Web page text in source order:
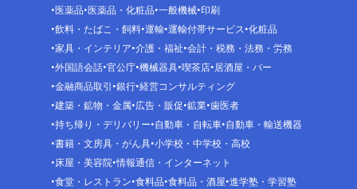
医薬品 医薬品・化粧品 一般機械 印刷
飲料・たばこ・飼料 運輸 運輸付帯サービス 化粧品
家具・インテリア 介護・福祉 会計・税務・法務・労務
外国語会話 官公庁 機械器具 喫茶店 居酒屋・バー
金融商品取引 銀行 経営コンサルティング
建築・鉱物・金属 広告・販促 鉱業 歯医者
持ち帰り・デリバリー 自動車・自転車 自動車・輸送機器
書籍・文房具・がん具 小学校・中学校・高校
床屋・美容院 情報通信・インターネット
食堂・レストラン 食料品 食料品・酒屋 進学塾・学習塾